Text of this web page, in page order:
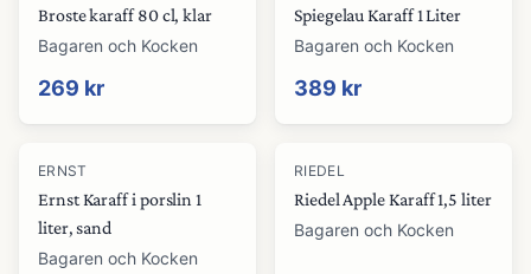
Broste karaff 80 cl, klar
Bagaren och Kocken
269 kr
Spiegelau Karaff 1 Liter
Bagaren och Kocken
389 kr
ERNST
Ernst Karaff i porslin 1
liter, sand
Bagaren och Kocken
RIEDEL
Riedel Apple Karaff 1,5 liter
Bagaren och Kocken